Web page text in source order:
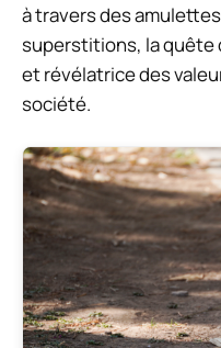
à travers des
superstitions, la quête
et révélatrice des
société.